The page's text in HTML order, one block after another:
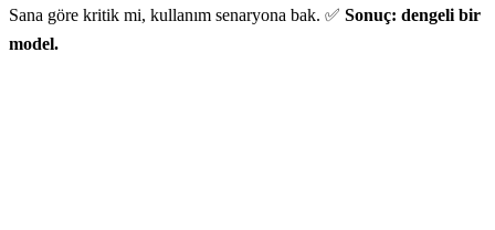
Sana göre kritik mi, kullanım senaryona bak. ✅ Sonuç: dengeli bir
model.